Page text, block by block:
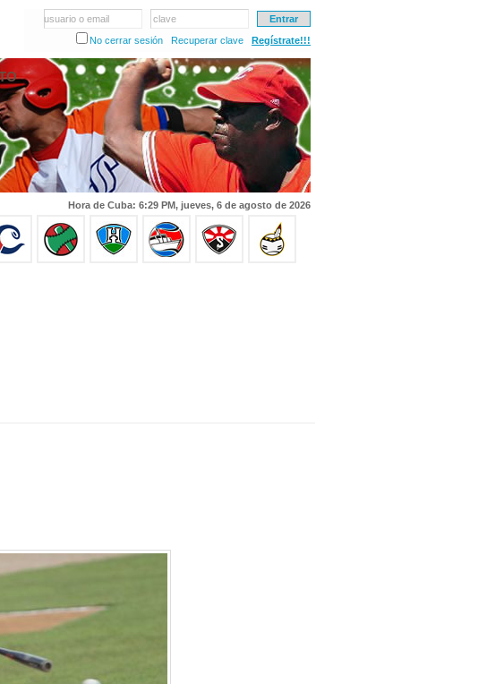
usuario o email
clave
No cerrar sesión
Recuperar clave Regístrate!!!
Hora de Cuba: 6:29 PM, jueves, 6 de agosto de 2026